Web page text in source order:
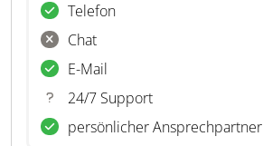
Telefon
Chat
E-Mail
24/7 Support
persönlicher Ansprechpartner